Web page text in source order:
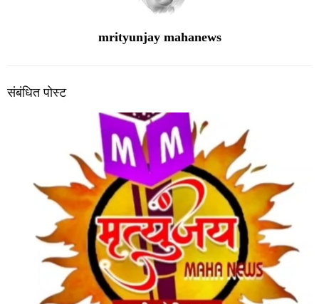
mrityunjay mahanews
संबंधित पोस्ट